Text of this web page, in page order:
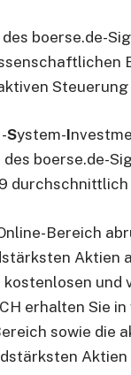
boerse.de-
System-I
boerse.de-
durchschnittlich
Bereich
Aktien
erhalten Sie
sowie die
Aktien